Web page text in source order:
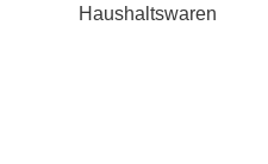
Haushaltswaren